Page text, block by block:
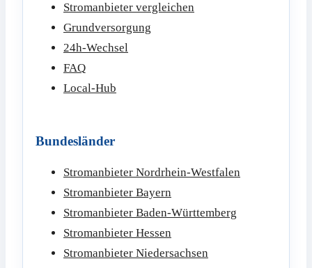
Stromanbieter vergleichen
Grundversorgung
24h-Wechsel
FAQ
Local-Hub
Bundesländer
Stromanbieter Nordrhein-Westfalen
Stromanbieter Bayern
Stromanbieter Baden-Württemberg
Stromanbieter Hessen
Stromanbieter Niedersachsen